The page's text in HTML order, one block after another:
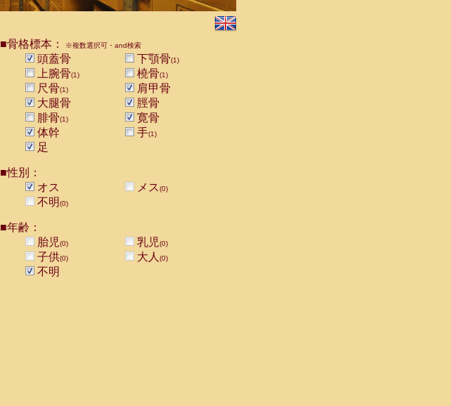
■骨格標本： ※複数選択可・and検索
頭蓋骨 下顎骨(1)
上腕骨(1) 橈骨(1)
尺骨(1)
肩甲骨
大腿骨
脛骨
腓骨(1)
寛骨
体幹
手(1)
足
■性別：
オス
メス(0)
不明(0)
■年齢：
胎児(0) 乳児(0)
子供(0) 大人 (0)
不明